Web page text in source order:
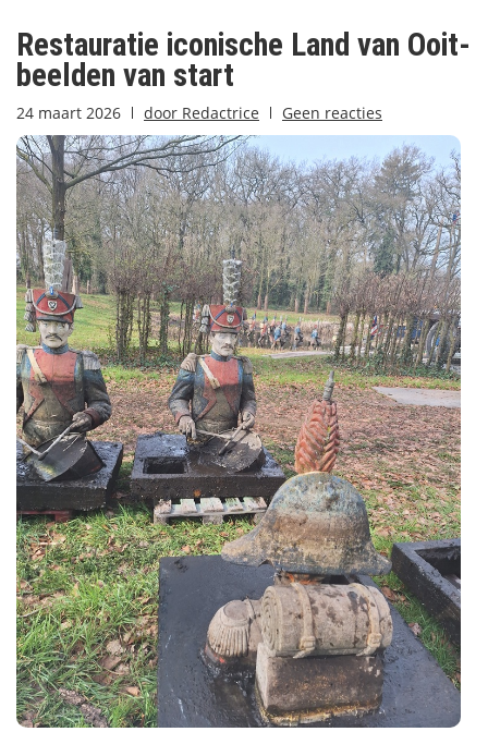
Restauratie iconische Land van Ooit-
beelden van start
24 maart 2026 door Redactrice Geen reacties